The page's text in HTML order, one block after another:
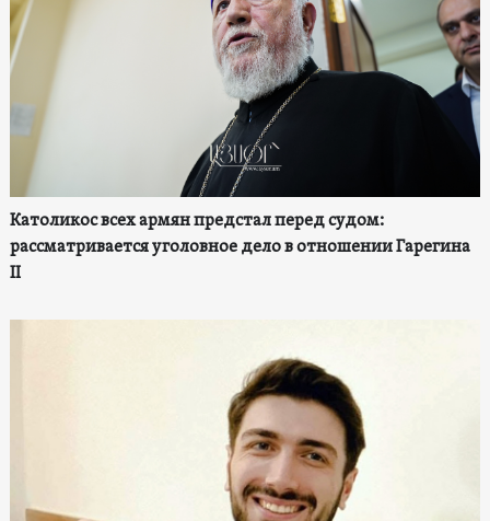
Католикос всех армян предстал перед судом:
рассматривается уголовное дело в отношении Гарегина
II